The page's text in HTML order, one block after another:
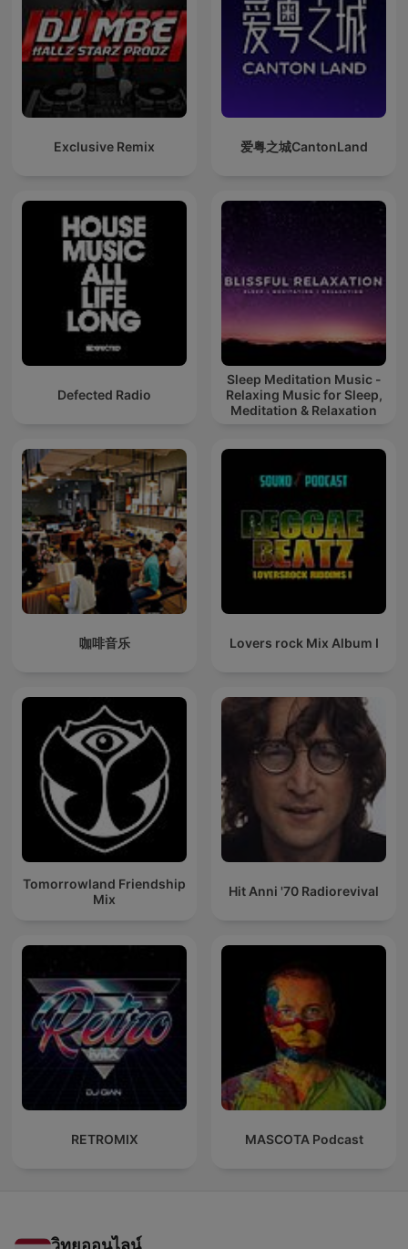
Exclusive Remix 爱粤之城CantonLand
Defected Radio
Sleep Meditation Music -
Relaxing Music for Sleep,
Meditation & Relaxation
咖啡音乐 Lovers rock Mix Album I
Tomorrowland Friendship
Mix
Hit Anni '70 Radiorevival
RETROMIX MASCOTA Podcast
วิทยุออนไลน์